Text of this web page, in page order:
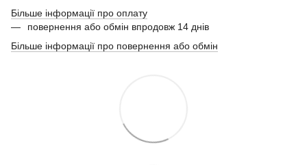
Більше інформації про оплату
повернення або обмін впродовж 14 днів
Більше інформації про повернення або обмін